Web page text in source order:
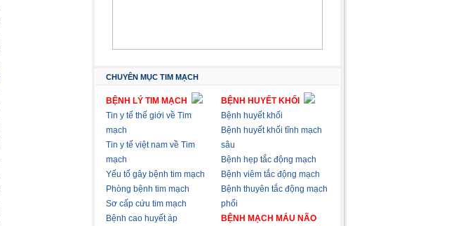
CHUYÊN MỤC TIM MẠCH
BỆNH LÝ TIM MẠCH
Tin y tế thế giới về Tim
mạch
Tin y tế việt nam về Tim
mạch
Yếu tố gây bệnh tim mạch
Phòng bệnh tim mạch
Sơ cấp cứu tim mạch
Bệnh cao huyết áp
BỆNH HUYẾT KHỐI
Bệnh huyết khối
Bệnh huyết khối tĩnh mạch
sâu
Bệnh hẹp tắc động mạch
Bệnh viêm tắc động mạch
Bệnh thuyên tắc động mạch
phổi
BỆNH MẠCH MÁU NÃO